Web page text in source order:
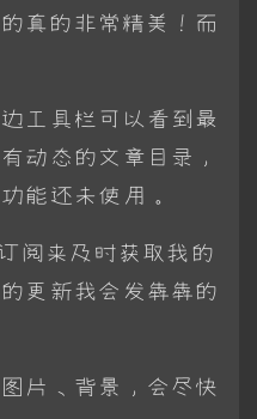
真的非常精美！而
工具栏可以看到最
动态的文章目录，
能还未使用。
阅来及时获取我的
更新我会发犇犇的
片、背景，会尽快